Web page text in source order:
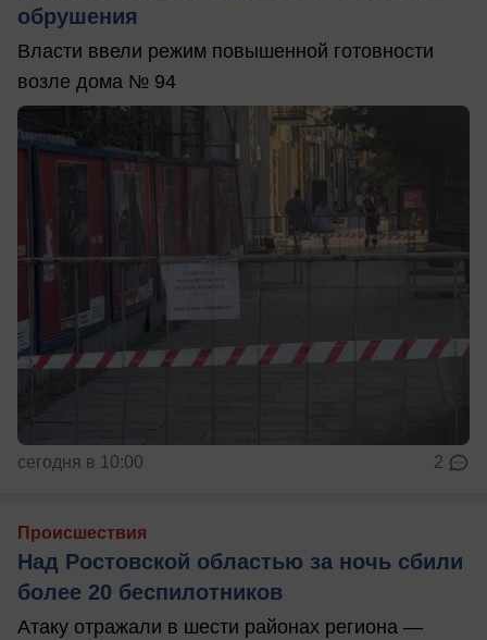
обрушения
Власти ввели режим повышенной готовности
возле дома № 94
сегодня в 10:00 2
Происшествия
Над Ростовской областью за ночь сбили
более 20 беспилотников
Атаку отражали в шести районах региона —